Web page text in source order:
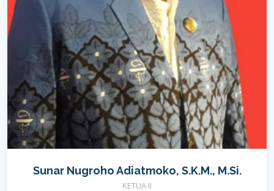
Sunar Nugroho Adiatmoko, S.K.M., M.Si.
KETUA II